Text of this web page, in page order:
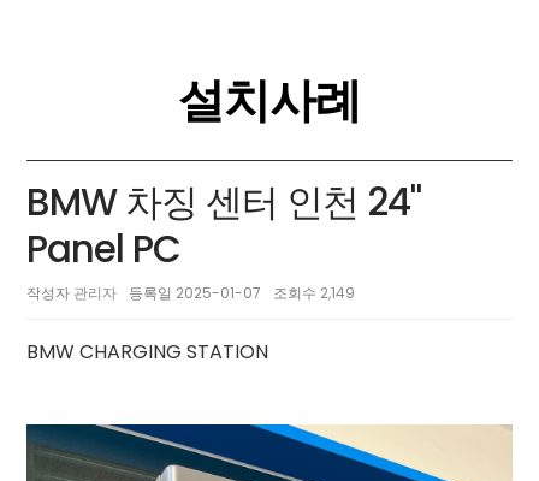
설치사례
BMW 차징 센터 인천 24"
Panel PC
작성자 관리자 등록일 2025-01-07 조회수 2,149
BMW CHARGING STATION